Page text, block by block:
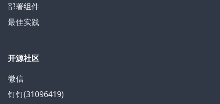
部署组件
最佳实践
开源社区
微信
钉钉(31096419)